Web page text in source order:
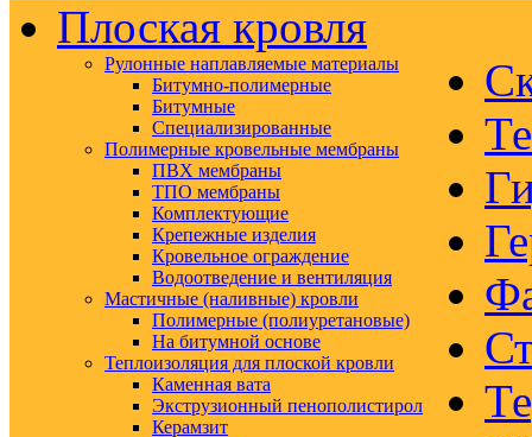
Плоская кровля
Рулонные наплавляемые материалы
Битумно-полимерные
Битумные
Специализированные
Полимерные кровельные мембраны
ПВХ мембраны
ТПО мембраны
Комплектующие
Крепежные изделия
Кровельное ограждение
Водоотведение и вентиляция
Мастичные (наливные) кровли
Полимерные (полиуретановые)
На битумной основе
Теплоизоляция для плоской кровли
Каменная вата
Экструзионный пенополистирол
Керамзит